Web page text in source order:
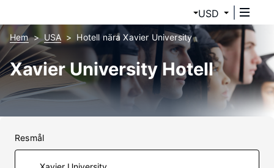
USD
Hem USA Hotell nära Xavier University
Xavier University Hotell
Resmål